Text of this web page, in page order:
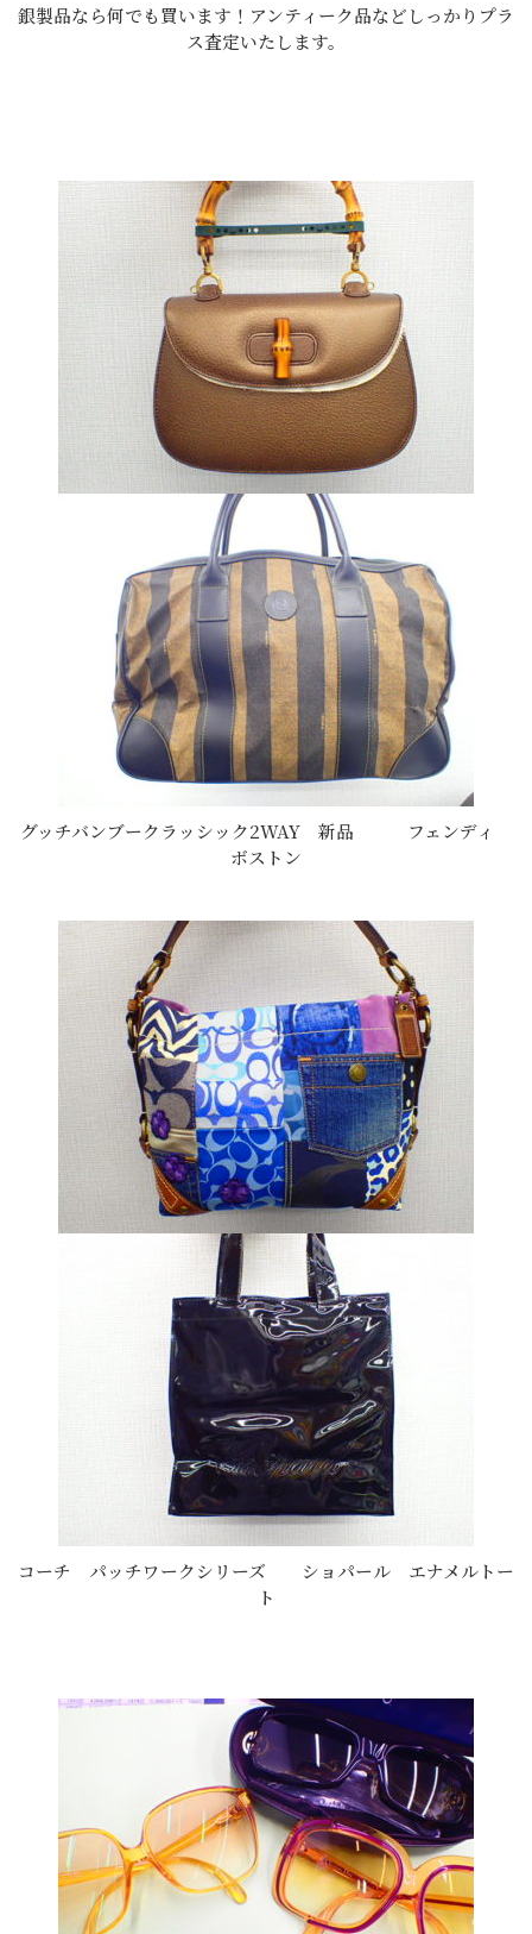
銀製品なら何でも買います！アンティーク品などしっかりプラ
ス査定いたします。
グッチバンブークラッシック2WAY 新品 フェンディ
ボストン
コーチ パッチワークシリーズ ショパール エナメルトー
ト